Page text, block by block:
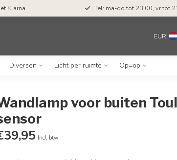
Klarna Tel: ma-do tot 23.00, vr tot
EUR
Diversen Licht per ruimte Op=op
voor buiten
Incl. btw